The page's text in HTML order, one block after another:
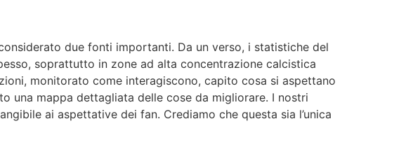
due fonti importanti. Da un verso, i statistiche del
soprattutto in zone ad alta concentrazione calcistica
monitorato come interagiscono, capito cosa si aspettano
una mappa dettagliata delle cose da migliorare. I nostri
ai aspettative dei fan. Crediamo che questa sia l’unica